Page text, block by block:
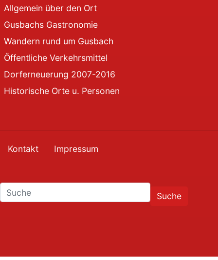
Allgemein über den Ort
Gusbachs Gastronomie
Wandern rund um Gusbach
Öffentliche Verkehrsmittel
Dorferneuerung 2007-2016
Historische Orte u. Personen
Kontakt Impressum